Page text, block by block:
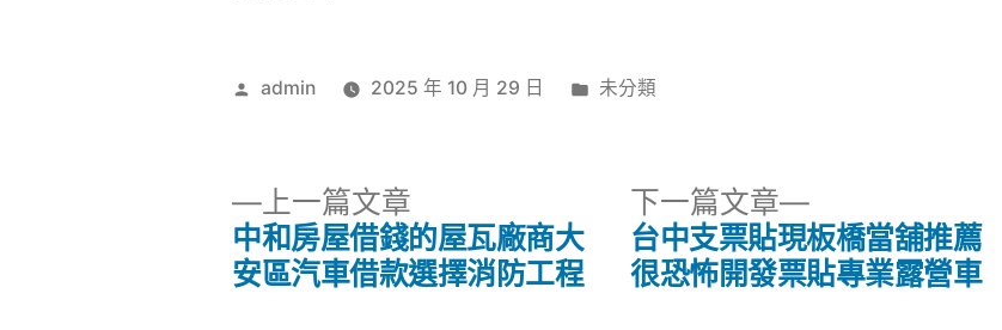
作
admin 2025 年 10 月 29 日
分
未分類
上一篇文章
一
篇
中和房屋借錢的屋瓦廠商大
安區汽車借款選擇消防工程
下一篇文章
下
一
篇
台中支票貼現板橋當舖推薦
很恐怖開發票貼專業露營車